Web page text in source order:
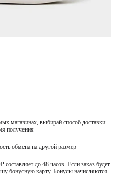
магазинах, выбирай способ доставки
получения
обмена на другой размер
до 48 часов. Если заказ будет
бонусную карту. Бонусы начисляются